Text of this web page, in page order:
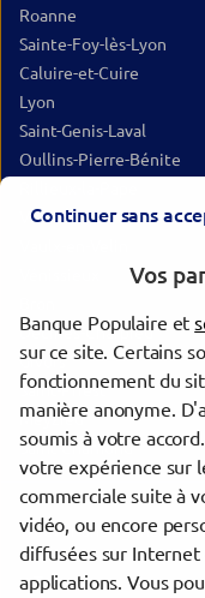
Roanne
Sainte-Foy-lès-Lyon
Caluire-et-Cuire
Lyon
Saint-Genis-Laval
Oullins-Pierre-Bénite
Villeurbanne
Décines-Charpieu
Givors
Saint-Priest
Meyzieu
Saint-Chamond
Trouver une agence
Rhône
Tarare
Continuer sans
Vos
Banque Populaire et
sur ce site. Certains
fonctionnement du
manière anonyme.
soumis à votre
votre expérience sur
commerciale suite à
vidéo, ou encore
diffusées sur
applications. Vous